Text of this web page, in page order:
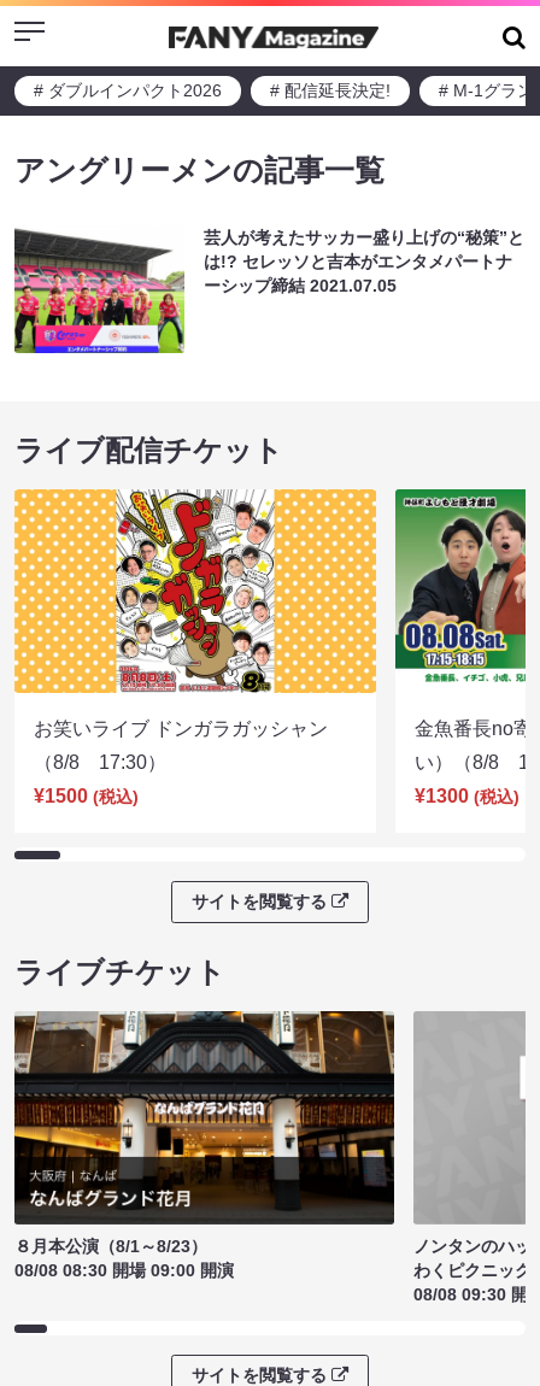
Menu
# ダブルインパクト2026 # 配信延長決定! # M-1グラン
アングリーメンの記事一覧
芸人が考えたサッカー盛り上げの“秘策”と
は!? セレッソと吉本がエンタメパートナ
ーシップ締結2021.07.05
ライブ配信チケット
お笑いライブ ドンガラガッシャン
（8/8 17:30）
¥1500 (税込)
金魚番長no寄
い）（8/8
¥1300 (税込)
サイトを閲覧する
ライブチケット
８月本公演（8/1～8/23）
08/08 08:30 開場 09:00 開演
ノンタンのハッ
わくピクニック
08/08 09:30 開
サイトを閲覧する